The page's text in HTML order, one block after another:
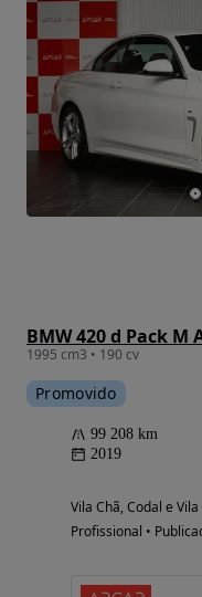
BMW 420 d Pack M
1995 cm3 • 190 cv
Promovido
99 208 km
2019
Vila Chã, Codal e
Profissional •